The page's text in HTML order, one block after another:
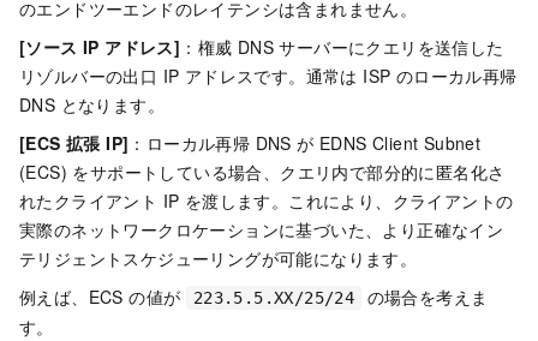
のエンドツーエンドのレイテンシは含まれません。
[ソース IP アドレス] ：権威 DNS サーバーにクエリを送信した
リゾルバーの出口 IP アドレスです。通常は ISP のローカル再帰
DNS となります。
[ECS 拡張 IP] ：ローカル再帰 DNS が EDNS Client Subnet
(ECS) をサポートしている場合、クエリ内で部分的に匿名化さ
れたクライアント IP を渡します。これにより、クライアントの
実際のネットワークロケーションに基づいた、より正確なイン
テリジェントスケジューリングが可能になります。
例えば、ECS の値が
223.5.5.XX/25/24
の場合を考えま
す。